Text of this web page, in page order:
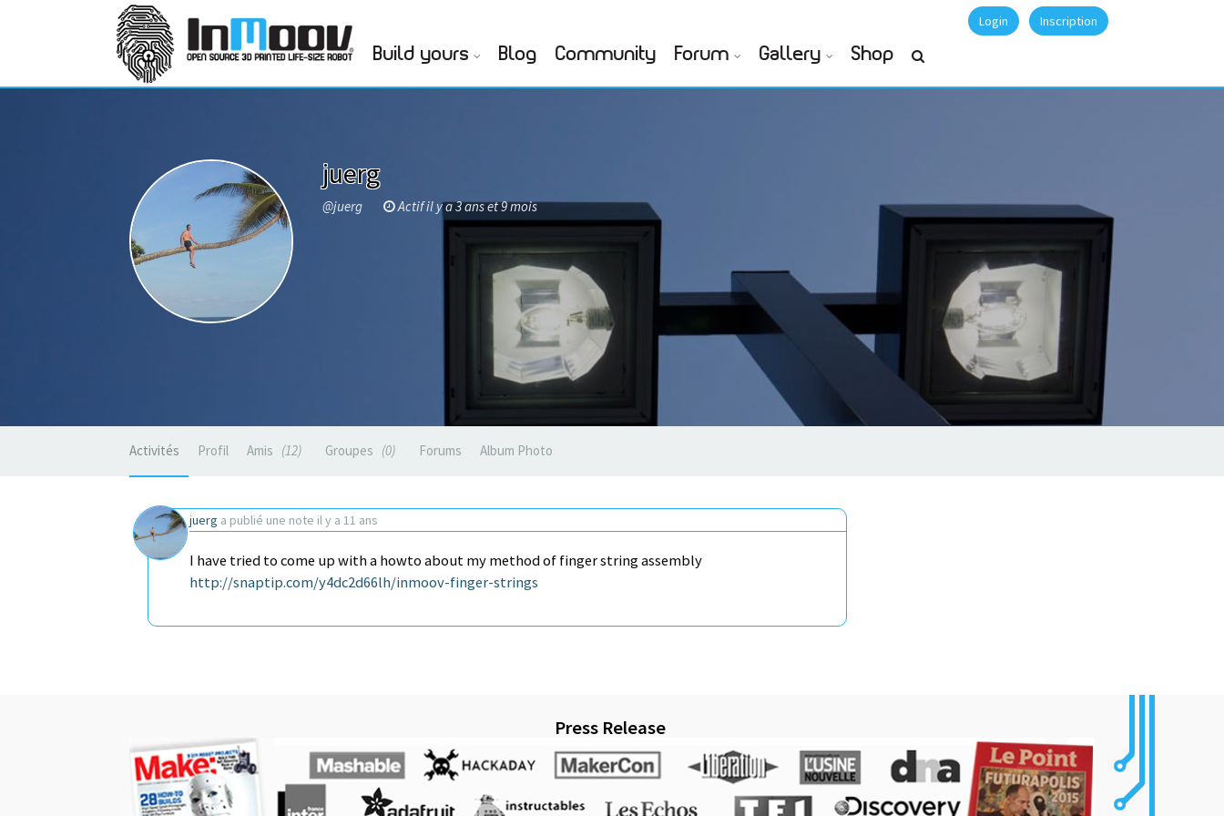
Login Inscription
Build yours Blog Community Forum Gallery Shop
juerg
@juerg Actif il y a 3 ans et 9 mois
Activités Profil Amis 12 Groupes 0 Forums Album Photo
juerg a publié une note il y a 11 ans
I have tried to come up with a howto about my method of finger string assembly
http://snaptip.com/y4dc2d66lh/inmoov-finger-strings
Press Release